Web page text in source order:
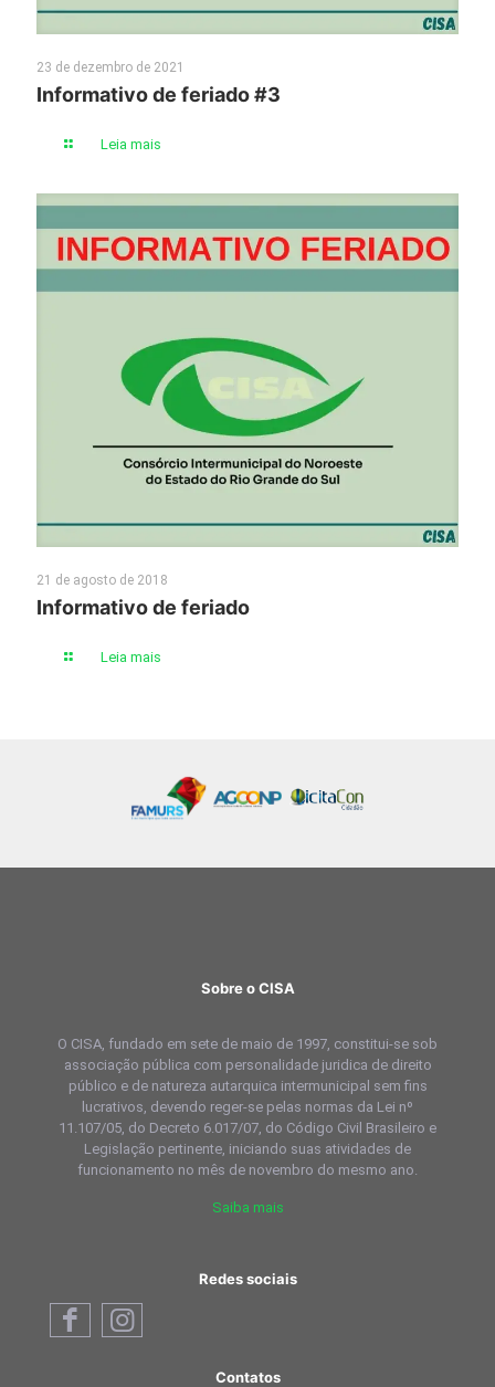
23 de dezembro de 2021
Informativo de feriado #3
Leia mais
21 de agosto de 2018
Informativo de feriado
Leia mais
Sobre o CISA
O CISA, fundado em sete de maio de 1997, constitui-se sob
associação pública com personalidade juridica de direito
público e de natureza autarquica intermunicipal sem fins
lucrativos, devendo reger-se pelas normas da Lei nº
11.107/05, do Decreto 6.017/07, do Código Civil Brasileiro e
Legislação pertinente, iniciando suas atividades de
funcionamento no mês de novembro do mesmo ano.
Saiba mais
Redes sociais
Contatos